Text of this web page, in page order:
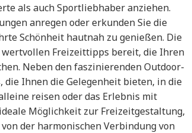
als auch Sportliebhaber anziehen.
anregen oder erkunden Sie die
Schönheit hautnah zu genießen. Die
Freizeittipps bereit, die Ihren
Neben den faszinierenden Outdoor-
Ihnen die Gelegenheit bieten, in die
reisen oder das Erlebnis mit
Möglichkeit zur Freizeitgestaltung,
der harmonischen Verbindung von